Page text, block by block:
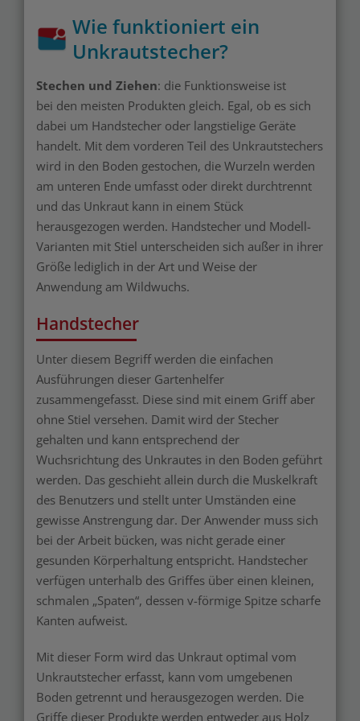
Wie funktioniert ein
Unkrautstecher?
Stechen und Ziehen: die Funktionsweise ist
bei den meisten Produkten gleich. Egal, ob es sich
dabei um Handstecher oder langstielige Geräte
handelt. Mit dem vorderen Teil des Unkrautstechers
wird in den Boden gestochen, die Wurzeln werden
am unteren Ende umfasst oder direkt durchtrennt
und das Unkraut kann in einem Stück
herausgezogen werden. Handstecher und Modell-
Varianten mit Stiel unterscheiden sich außer in ihrer
Größe lediglich in der Art und Weise der
Anwendung am Wildwuchs.
Handstecher
Unter diesem Begriff werden die einfachen
Ausführungen dieser Gartenhelfer
zusammengefasst. Diese sind mit einem Griff aber
ohne Stiel versehen. Damit wird der Stecher
gehalten und kann entsprechend der
Wuchsrichtung des Unkrautes in den Boden geführt
werden. Das geschieht allein durch die Muskelkraft
des Benutzers und stellt unter Umständen eine
gewisse Anstrengung dar. Der Anwender muss sich
bei der Arbeit bücken, was nicht gerade einer
gesunden Körperhaltung entspricht. Handstecher
verfügen unterhalb des Griffes über einen kleinen,
schmalen „Spaten“, dessen v-förmige Spitze scharfe
Kanten aufweist.
Mit dieser Form wird das Unkraut optimal vom
Unkrautstecher erfasst, kann vom umgebenen
Boden getrennt und herausgezogen werden. Die
Griffe dieser Produkte werden entweder aus Holz